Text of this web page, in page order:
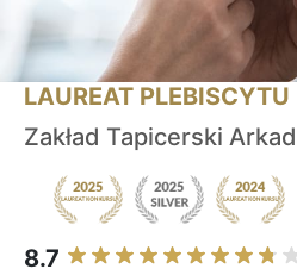
LAUREAT PLEBISCYTU
Zakład Tapicerski
8.7